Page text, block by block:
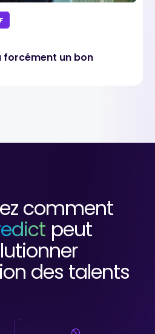
forcément un bon
comment
peut
des talents